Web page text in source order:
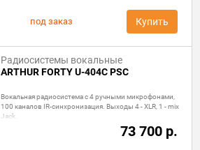
Купить
под заказ
Радиосистемы вокальные
ARTHUR FORTY U-404C PSC
73 700 р.
Вокальная радиосистема с 4 ручными микрофонами,
100 каналов IR-синхронизация. Выходы 4 - XLR, 1 - mix
Jack.